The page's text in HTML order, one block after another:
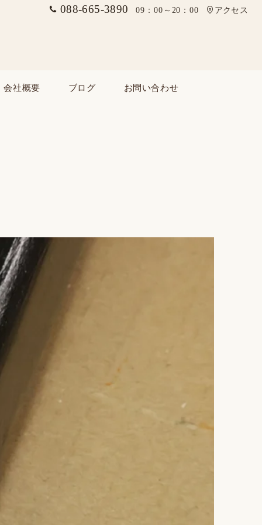
088-665-3890 09：00～20：00 アクセス
会社概要 ブログ お問い合わせ